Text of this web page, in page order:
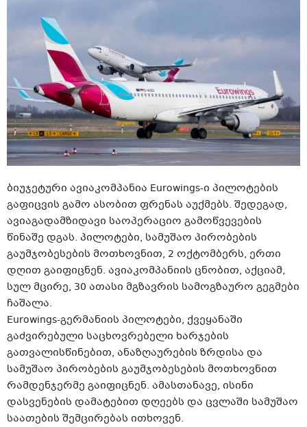
ბიუჯეტური ავიაკომპანია Eurowings-ი პილოტების
გაფიცვის გამო ასობით ფრენას აუქმებს. შედეგად,
ავიაგადამზიდავი საოპერაციო გამოწვევების
წინაშე დგას. პილოტები, სამუშაო პირობების
გაუმჯობესების მოთხოვნით, 2 ოქტომბერს, ერთი
დღით გაიფიცნენ. ავიაკომპანიის ცნობით, აქციამ,
სულ მცირე, 30 ათასი მგზავრის სამოგზაურო გეგმები
ჩაშალა.
Eurowings-გერმანიის პილოტები, ქვეყანაში
გაძვირებული საცხოვრებელი ხარჯების
გათვალისწინებით, ანაზღაურების ზრდისა და
სამუშაო პირობების გაუმჯობესების მოთხოვნით
რამდენჯერმე გაიფიცნენ. ამასთანავე, ისინი
დასვენების დამატებით დღეებს და ცვლაში სამუშაო
საათების შემცირებას ითხოვენ.